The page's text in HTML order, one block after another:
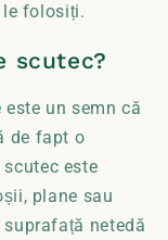
le folosiți.
scutec?
un semn că
de fapt o
este
plane sau
netedă